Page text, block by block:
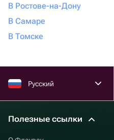
В Ростове-на-Дону
В Самаре
В Томске
Русский
Полезные ссылки